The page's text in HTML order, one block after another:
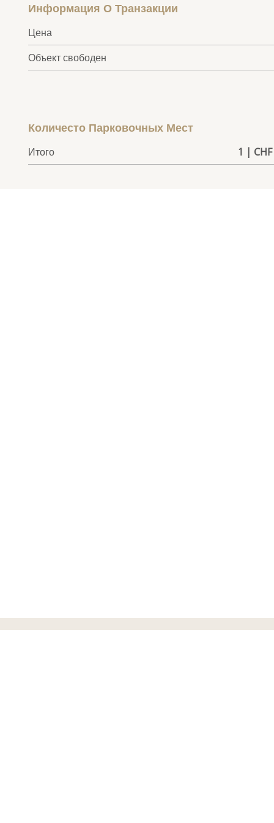
Информация О Транзакции
Цена
Объект свободен
Количесто Парковочных Мест
Итого 1 |